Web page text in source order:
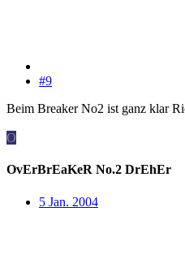
#9
Beim Breaker No2 ist ganz klar
O
OvErBrEaKeR No.2 DrEhEr
5 Jan. 2004